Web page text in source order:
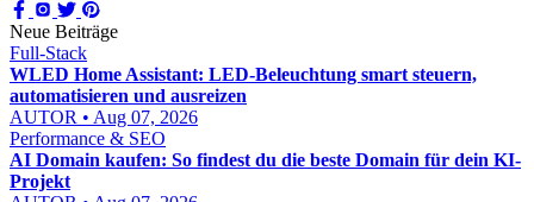
Neue Beiträge
Full-Stack
WLED Home Assistant: LED-Beleuchtung smart steuern,
automatisieren und ausreizen
AUTOR • Aug 07, 2026
Performance & SEO
AI Domain kaufen: So findest du die beste Domain für dein KI-
Projekt